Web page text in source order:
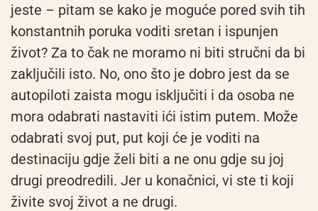
jeste – pitam se kako je moguće pored svih tih
konstantnih poruka voditi sretan i ispunjen
život? Za to čak ne moramo ni biti stručni da bi
zaključili isto. No, ono što je dobro jest da se
autopiloti zaista mogu isključiti i da osoba ne
mora odabrati nastaviti ići istim putem. Može
odabrati svoj put, put koji će je voditi na
destinaciju gdje želi biti a ne onu gdje su joj
drugi preodredili. Jer u konačnici, vi ste ti koji
živite svoj život a ne drugi.